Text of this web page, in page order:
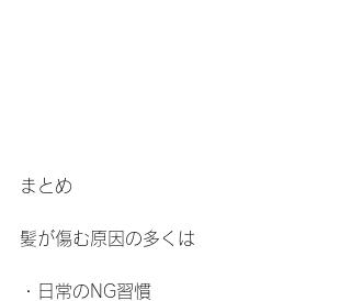
まとめ
髪が傷む原因の多くは
・日常のNG習慣